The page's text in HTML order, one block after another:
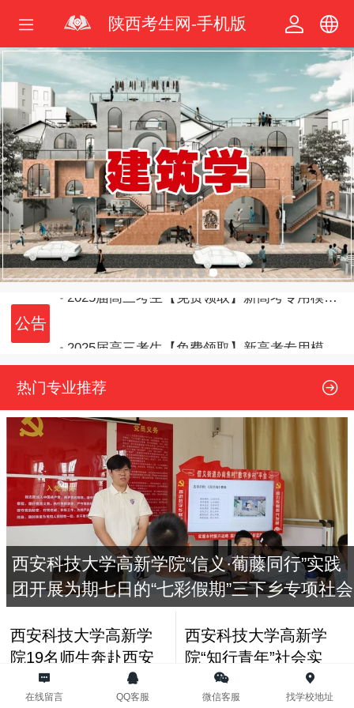
陕西考生网-手机版
中文
繁体
2025届高三考生【免费领取】新高考专用模拟志愿填报体验卡
2025届高三考生【免费领取】新高考专用模拟志愿填报体验卡
热门专业推荐
西安科技大学高新学院“信义·葡藤同行”实践
团开展为期七日的“七彩假期”三下乡专项社会
西安科技大学高新学
院19名师生奔赴西安
市蓝田县厚镇东咀村
开启暑期“三下乡”社
西安科技大学高新学
院“知行青年”社会实
践团赴汉中市宁强县
代家坝村开展暑期系
西安科技大学高新学 西安铁路职业技术学
在线留言 QQ客服 微信客服 找学校地址